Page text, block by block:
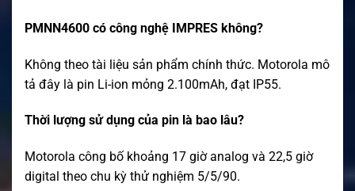
PMNN4600 có công nghệ IMPRES không?
Không theo tài liệu sản phẩm chính thức. Motorola mô
tả đây là pin Li-ion mỏng 2.100mAh, đạt IP55.
Thời lượng sử dụng của pin là bao lâu?
Motorola công bố khoảng 17 giờ analog và 22,5 giờ
digital theo chu kỳ thử nghiệm 5/5/90.